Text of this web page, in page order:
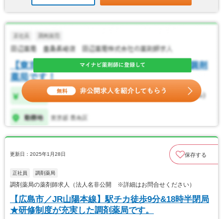
更新日：2025年1月28日 保存する
正社員 調剤薬局
調剤薬局の薬剤師求人（法人名非公開 ※詳細はお問合せください）
【広島市／JR山陽本線】駅チカ徒歩9分&18時半閉局
★研修制度が充実した調剤薬局です。